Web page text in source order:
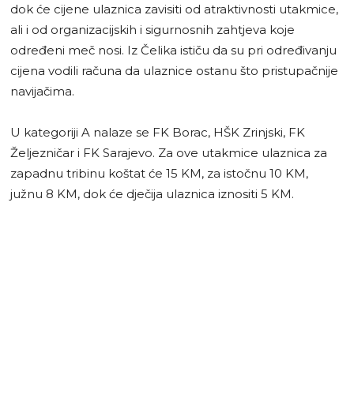
dok će cijene ulaznica zavisiti od atraktivnosti utakmice,
ali i od organizacijskih i sigurnosnih zahtjeva koje
određeni meč nosi. Iz Čelika ističu da su pri određivanju
cijena vodili računa da ulaznice ostanu što pristupačnije
navijačima.
U kategoriji A nalaze se FK Borac, HŠK Zrinjski, FK
Željezničar i FK Sarajevo. Za ove utakmice ulaznica za
zapadnu tribinu koštat će 15 KM, za istočnu 10 KM,
južnu 8 KM, dok će dječija ulaznica iznositi 5 KM.